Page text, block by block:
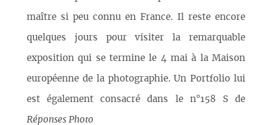
maître si peu connu en France. Il reste encore
quelques jours pour visiter la remarquable
exposition qui se termine le 4 mai à la Maison
européenne de la photographie. Un Portfolio lui
est également consacré dans le n°158 S de
Réponses Photo